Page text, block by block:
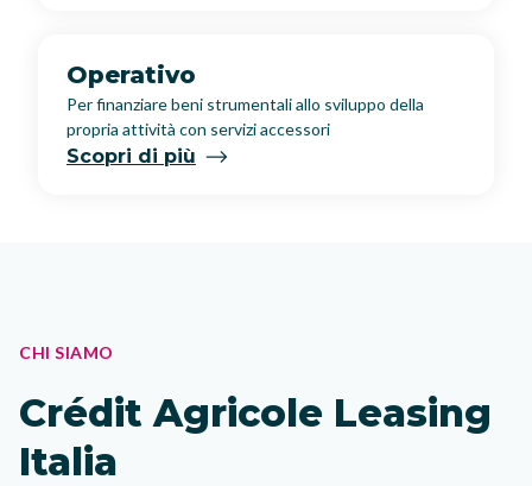
Operativo
Per finanziare beni strumentali allo sviluppo della
propria attività con servizi accessori
Scopri di più
CHI SIAMO
Crédit Agricole Leasing
Italia